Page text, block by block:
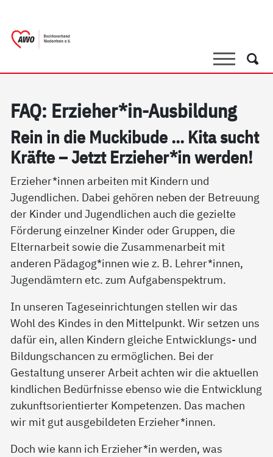
SucheSuche
FAQ: Er­zie­her*in-Aus­bil­dung
Rein in die Mu­cki­bu­de ... Ki­ta sucht
Kräf­te – Jetzt Er­zie­her*in wer­den!
Erzieher*innen arbeiten mit Kindern und
Jugendlichen. Dabei gehören neben der Betreuung
der Kinder und Jugendlichen auch die gezielte
Förderung einzelner Kinder oder Gruppen, die
Elternarbeit sowie die Zusammenarbeit mit
anderen Pädagog*innen wie z. B. Lehrer*innen,
Jugendämtern etc. zum Aufgabenspektrum.
In unseren Tageseinrichtungen stellen wir das
Wohl des Kindes in den Mittelpunkt. Wir setzen uns
dafür ein, allen Kindern gleiche Entwicklungs- und
Bildungschancen zu ermöglichen. Bei der
Gestaltung unserer Arbeit achten wir die aktuellen
kindlichen Bedürfnisse ebenso wie die Entwicklung
zukunftsorientierter Kompetenzen. Das machen
wir mit gut ausgebildeten Erzieher*innen.
Doch wie kann ich Erzieher*in werden, was